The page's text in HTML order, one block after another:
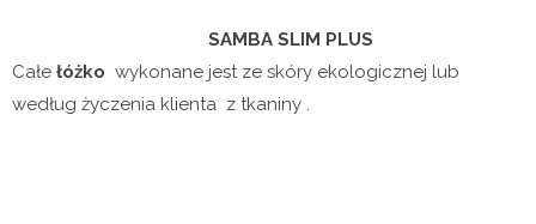
SAMBA SLIM PLUS
Całe łóżko wykonane jest ze skóry ekologicznej lub
według życzenia klienta z tkaniny .